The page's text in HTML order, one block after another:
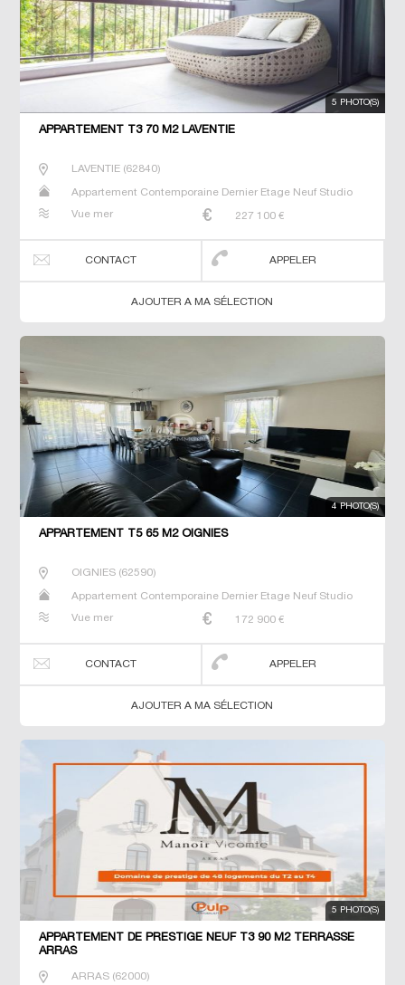
5 PHOTO(S)
APPARTEMENT T3 70 M2 LAVENTIE
LAVENTIE(62840)
Appartement Contemporaine Dernier Etage Neuf Studio
Vue mer
227 100 €
CONTACT APPELER
AJOUTER A MA SÉLECTION
4 PHOTO(S)
APPARTEMENT T5 65 M2 OIGNIES
OIGNIES(62590)
Appartement Contemporaine Dernier Etage Neuf Studio
Vue mer
172 900 €
CONTACT APPELER
AJOUTER A MA SÉLECTION
5 PHOTO(S)
APPARTEMENT DE PRESTIGE NEUF T3 90 M2 TERRASSE
ARRAS
ARRAS(62000)